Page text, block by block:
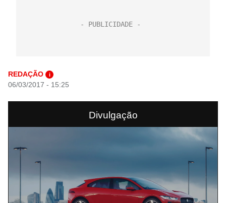
REDAÇÃO i
06/03/2017 - 15:25
Divulgação